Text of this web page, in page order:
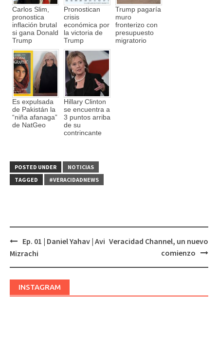
Carlos Slim,
pronostica
inflación brutal
si gana Donald
Trump
Pronostican
crisis
económica por
la victoria de
Trump
Trump pagaría
muro
fronterizo con
presupuesto
migratorio
Es expulsada
de Pakistán la
“niña afanaga”
de NatGeo
Hillary Clinton
se encuentra a
3 puntos arriba
de su
contrincante
POSTED UNDER
NOTICIAS
TAGGED
#VERACIDADNEWS
Post
Ep. 01 | Daniel Yahav | Avi
Mizrachi
Veracidad Channel, un nuevo
comienzo
INSTAGRAM